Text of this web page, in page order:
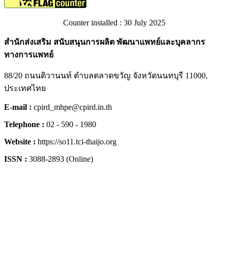
Counter installed : 30 July 2025
สำนักส่งเสริม สนับสนุนการผลิต พัฒนาแพทย์และบุคลากร
ทางการแพทย์
88/20 ถนนติวานนท์ ตำบลตลาดขวัญ จังหวัดนนทบุรี 11000,
ประเทศไทย
E-mail : cpird_mhpe@cpird.in.th
Telephone : 02 - 590 - 1980
Website : https://so11.tci-thaijo.org
ISSN : 3088-2893 (Online)